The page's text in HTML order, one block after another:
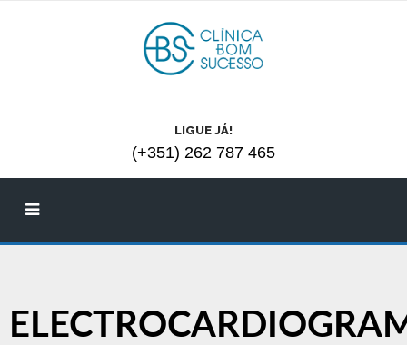
LIGUE JÁ!
(+351) 262 787 465